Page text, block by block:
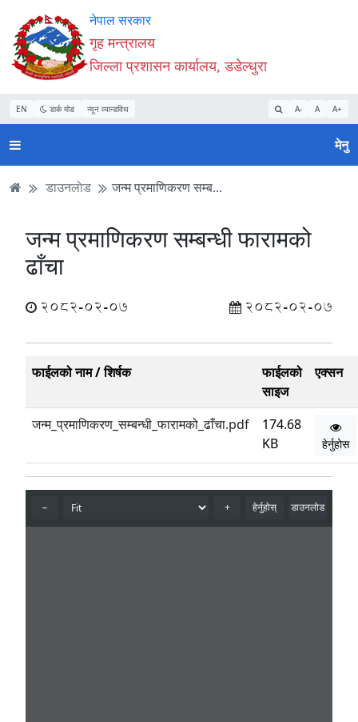
Accessibility
Mode
सुरु
गर्नुहोस्
सामाग्री
पढ्नुहाेस्
नेभिगेसन
पढ्नुहाेस्
वेबसाइट
खोजमा
जानुहोस्
नेपाल सरकार
गृह मन्त्रालय
जिल्ला प्रशासन कार्यालय, डडेल्धुरा
EN डार्क मोड न्यून व्यान्डविथ A- A A+
मेनु
डाउनलाेड जन्म प्रमाणिकरण सम्ब...
जन्म प्रमाणिकरण सम्बन्धी फारामको
ढाँचा
2082-02-07 2082-02-07
फाईलको नाम / शिर्षक
फाईलको
साइज
एक्सन
जन्म_प्रमाणिकरण_सम्बन्धी_फारामको_ढाँचा.pdf
174.68
KB
हेर्नुहोस